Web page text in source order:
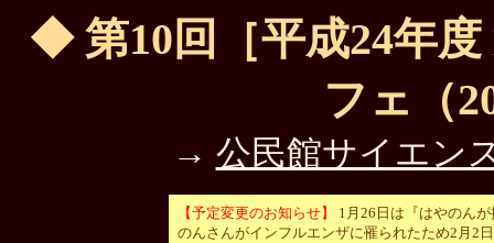
◆ 第10回［平成24年
フェ（
→ 公民館サイエン
【予定変更のお知らせ】
1月26日は『はやのん
のんさんがインフルエンザに罹られたため2月2